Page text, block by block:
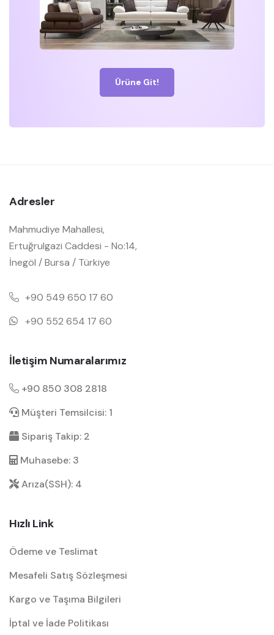
Ürüne Git!
Adresler
Mahmudiye Mahallesi,
Ertuğrulgazi Caddesi - No:14,
İnegöl / Bursa / Türkiye
+90 549 650 17 60
+90 552 654 17 60
İletişim Numaralarımız
+90 850 308 2818
Müşteri Temsilcisi: 1
Sipariş Takip: 2
Muhasebe: 3
Arıza(SSH): 4
Hızlı Link
Ödeme ve Teslimat
Mesafeli Satış Sözleşmesi
Kargo ve Taşıma Bilgileri
İptal ve İade Politikası